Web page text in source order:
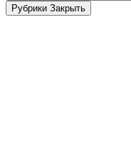
Рубрики Закрыть